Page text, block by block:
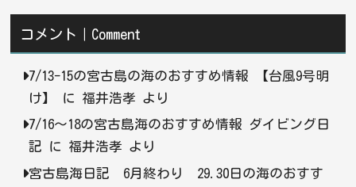
コメント｜Comment
7/13-15の宮古島の海のおすすめ情報 【台風9号明
け】
に 福井浩孝 より
7/16〜18の宮古島海のおすすめ情報 ダイビング日
記 に 福井浩孝 より
宮古島海日記 6月終わり 29.30日の海のおすす